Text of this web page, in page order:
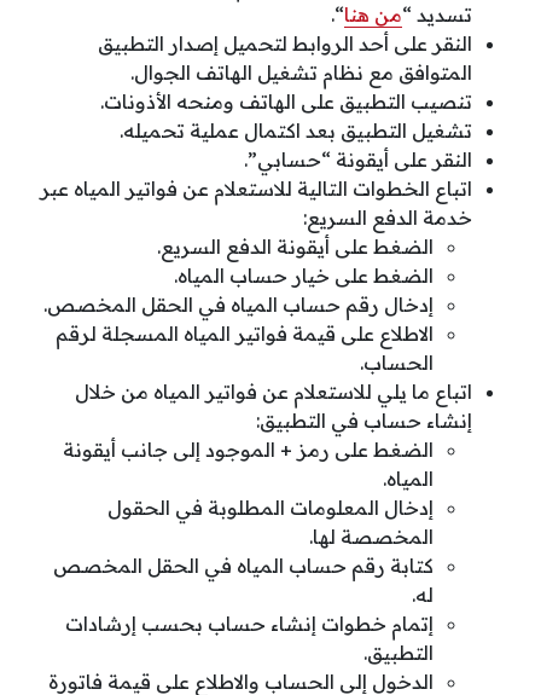
تسديد “من هنا“.
النقر على أحد الروابط لتحميل إصدار التطبيق
المتوافق مع نظام تشغيل الهاتف الجوال.
تنصيب التطبيق على الهاتف ومنحه الأذونات.
تشغيل التطبيق بعد اكتمال عملية تحميله.
النقر على أيقونة “حسابي”.
اتباع الخطوات التالية للاستعلام عن فواتير المياه عبر
خدمة الدفع السريع:
الضغط على أيقونة الدفع السريع.
الضغط على خيار حساب المياه.
إدخال رقم حساب المياه في الحقل المخصص.
الاطلاع على قيمة فواتير المياه المسجلة لرقم
الحساب.
اتباع ما يلي للاستعلام عن فواتير المياه من خلال
إنشاء حساب في التطبيق:
الضغط على رمز + الموجود إلى جانب أيقونة
المياه.
إدخال المعلومات المطلوبة في الحقول
المخصصة لها.
كتابة رقم حساب المياه في الحقل المخصص
له.
إتمام خطوات إنشاء حساب بحسب إرشادات
التطبيق.
الدخول إلى الحساب والاطلاع على قيمة فاتورة